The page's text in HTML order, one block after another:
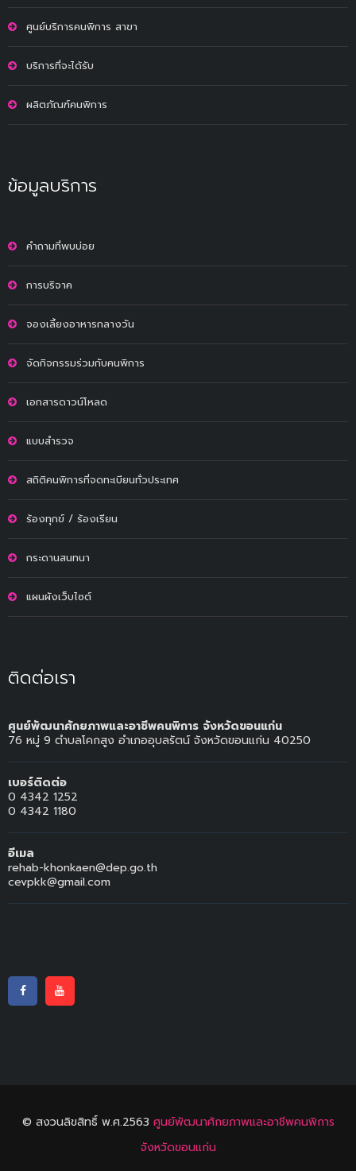
ศูนย์บริการคนพิการ สาขา
บริการที่จะได้รับ
ผลิตภัณฑ์คนพิการ
ข้อมูลบริการ
คำถามที่พบบ่อย
การบริจาค
จองเลี้ยงอาหารกลางวัน
จัดกิจกรรมร่วมกับคนพิการ
เอกสารดาวน์โหลด
แบบสำรวจ
สถิติคนพิการที่จดทะเบียนทั่วประเทศ
ร้องทุกข์ / ร้องเรียน
กระดานสนทนา
แผนผังเว็บไซต์
ติดต่อเรา
ศูนย์พัฒนาศักยภาพและอาชีพคนพิการ จังหวัดขอนแก่น
76 หมู่ 9 ตำบลโคกสูง อำเภออุบลรัตน์ จังหวัดขอนแก่น 40250
เบอร์ติดต่อ
0 4342 1252
0 4342 1180
อีเมล
rehab-khonkaen@dep.go.th
cevpkk@gmail.com
© สงวนลิขสิทธิ์ พ.ศ.2563 ศูนย์พัฒนาศักยภาพและอาชีพคนพิการ
จังหวัดขอนแก่น